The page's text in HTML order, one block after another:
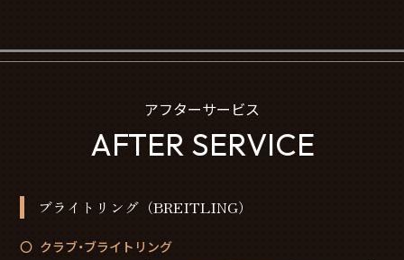
アフターサービス
AFTER SERVICE
ブライトリング（BREITLING）
クラブ・ブライトリング